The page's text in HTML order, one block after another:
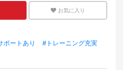
お気に入り
ポートあり
#トレーニング充実